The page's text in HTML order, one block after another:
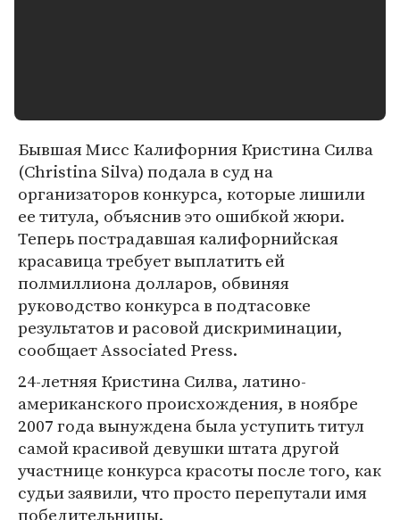
Бывшая Мисс Калифорния Кристина Силва
(Christina Silva) подала в суд на
организаторов конкурса, которые лишили
ее титула, объяснив это ошибкой жюри.
Теперь пострадавшая калифорнийская
красавица требует выплатить ей
полмиллиона долларов, обвиняя
руководство конкурса в подтасовке
результатов и расовой дискриминации,
сообщает Associated Press.
24-летняя Кристина Силва, латино-
американского происхождения, в ноябре
2007 года вынуждена была уступить титул
самой красивой девушки штата другой
участнице конкурса красоты после того, как
судьи заявили, что просто перепутали имя
победительницы.